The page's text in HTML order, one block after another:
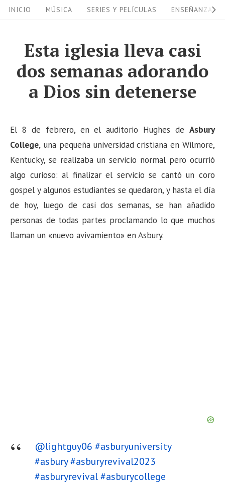
k
i
INICIO MÚSICA SERIES Y PELÍCULAS ENSEÑANZAS
Esta iglesia lleva casi
dos semanas adorando
a Dios sin detenerse
El 8 de febrero, en el auditorio Hughes de Asbury
College, una pequeña universidad cristiana en Wilmore,
Kentucky, se realizaba un servicio normal pero ocurrió
algo curioso: al finalizar el servicio se cantó un coro
gospel y algunos estudiantes se quedaron, y hasta el día
de hoy, luego de casi dos semanas, se han añadido
personas de todas partes proclamando lo que muchos
llaman un «nuevo avivamiento» en Asbury.
@lightguy06 #asburyuniversity
#asbury #asburyrevival2023
#asburyrevival #asburycollege